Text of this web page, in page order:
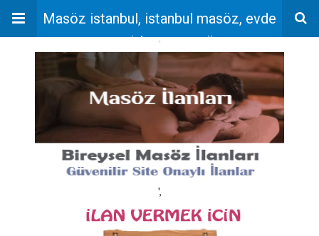
Masöz istanbul, istanbul masöz, evde
masaj, bayan masöz
'
',